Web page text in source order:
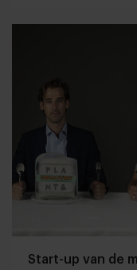
Start-up van de